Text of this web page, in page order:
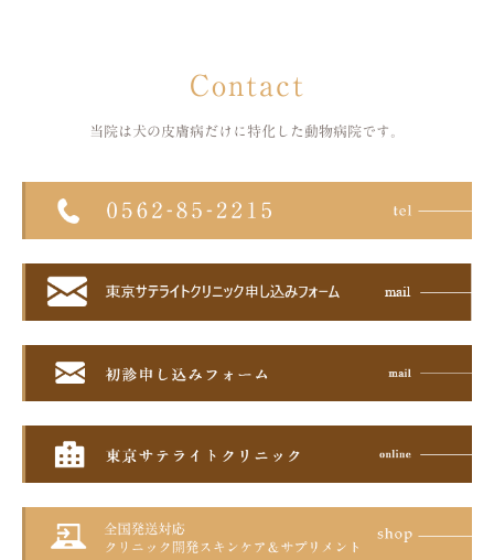
Contact
当院は犬の皮膚病だけに特化した 動物病院です。